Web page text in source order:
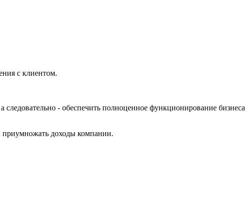
с клиентом.
- обеспечить полноценное функционирование бизнеса
приумножать доходы компании.